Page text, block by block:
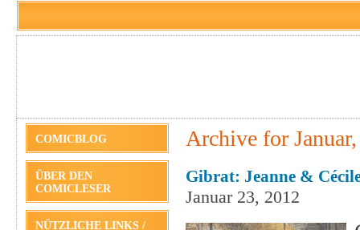
COMICBLOG
ÜBER DEN
COMICLESER
NÜTZLICHE LINKS /
Archive for
Gibrat: Jeanne &
Januar 23, 2012